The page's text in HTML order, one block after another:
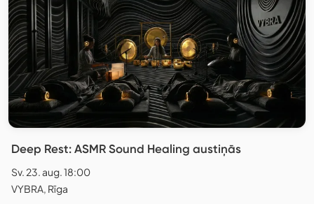
Deep Rest: ASMR Sound Healing austiņās
Sv. 23. aug. 18:00
VYBRA, Rīga